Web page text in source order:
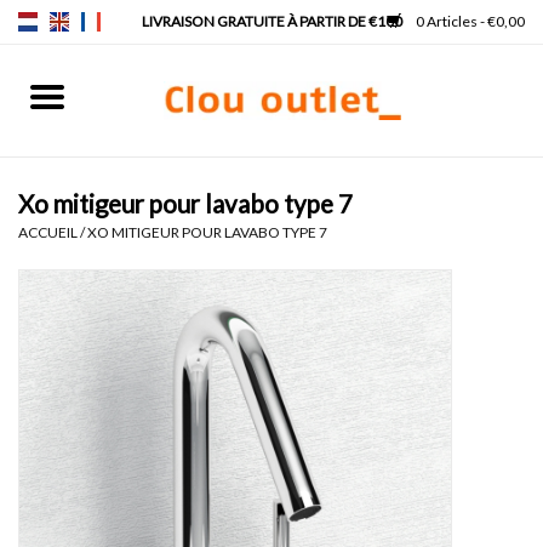
0 Articles - €0,00
Robinets & siphons
Meubles
Miroirs
Xo mitigeur pour lavabo type 7
ACCUEIL /XO MITIGEUR POUR LAVABO TYPE 7